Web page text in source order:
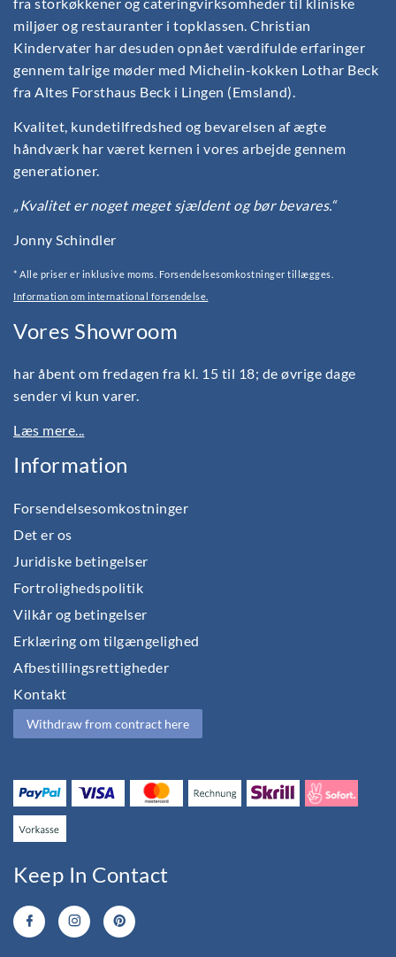
miljøer og restauranter i topklassen. Christian
Kindervater har desuden opnået værdifulde erfaringer
gennem talrige møder med Michelin-kokken Lothar Beck
fra Altes Forsthaus Beck i Lingen (Emsland).
Kvalitet, kundetilfredshed og bevarelsen af ægte
håndværk har været kernen i vores arbejde gennem
generationer.
„Kvalitet er noget meget sjældent og bør bevares.“
Jonny Schindler
* Alle priser er inklusive moms. Forsendelsesomkostninger tillægges.
Information om international forsendelse.
Vores Showroom
har åbent om fredagen fra kl. 15 til 18; de øvrige dage
sender vi kun varer.
Læs mere...
Information
Forsendelsesomkostninger
Det er os
Juridiske betingelser
Fortrolighedspolitik
Vilkår og betingelser
Erklæring om tilgængelighed
Afbestillingsrettigheder
Kontakt
Withdraw from contract here
Keep In Contact